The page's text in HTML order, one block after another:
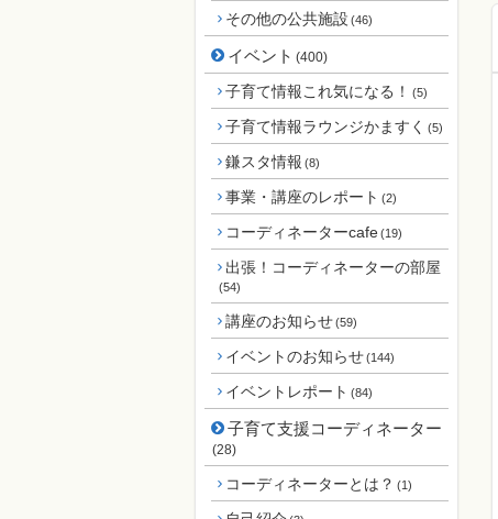
その他の公共施設 (46)
イベント (400)
子育て情報これ気になる！ (5)
子育て情報ラウンジかますく (5)
鎌スタ情報 (8)
事業・講座のレポート (2)
コーディネーターcafe(19)
出張！コーディネーターの部屋
(54)
講座のお知らせ(59)
イベントのお知らせ(144)
イベントレポート (84)
子育て支援コーディネーター
(28)
コーディネーターとは？ (1)